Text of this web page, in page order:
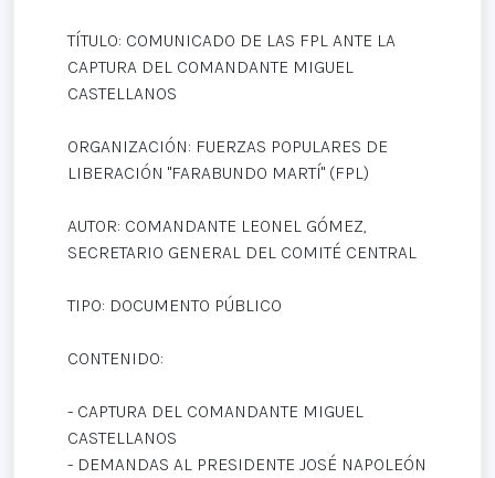
TÍTULO: COMUNICADO DE LAS FPL ANTE LA
CAPTURA DEL COMANDANTE MIGUEL
CASTELLANOS
ORGANIZACIÓN: FUERZAS POPULARES DE
LIBERACIÓN "FARABUNDO MARTÍ" (FPL)
AUTOR: COMANDANTE LEONEL GÓMEZ,
SECRETARIO GENERAL DEL COMITÉ CENTRAL
TIPO: DOCUMENTO PÚBLICO
CONTENIDO:
- CAPTURA DEL COMANDANTE MIGUEL
CASTELLANOS
- DEMANDAS AL PRESIDENTE JOSÉ NAPOLEÓN